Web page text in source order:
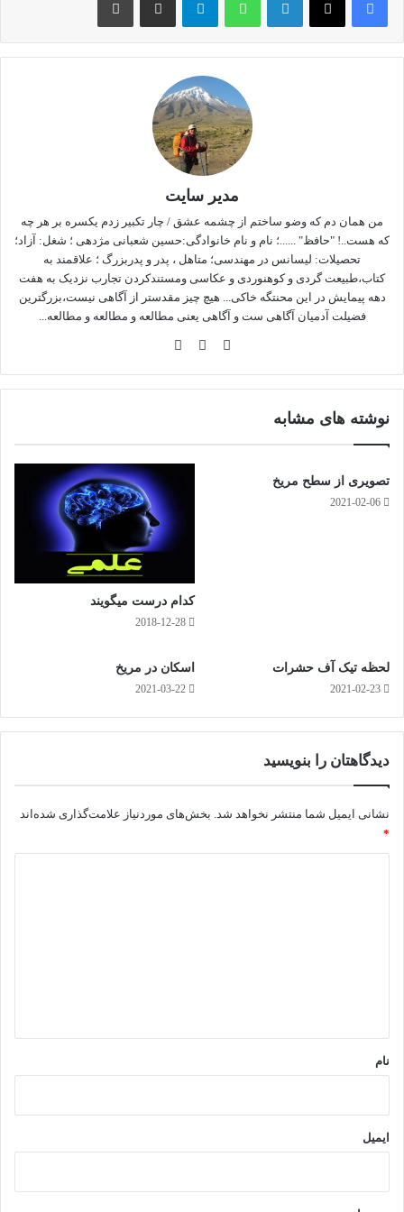
می‌باشد)
کهکشان‌ها
بیشتر با فاصله میلیون‌ها پارسک و حتی
خوشه ای از ستاره ها، گازها، گرد و غبار و ماده تاریک
است. یک کهکشان می تواند بیش از ۱۰۰ تا ۴۰۰ میلیارد
داخل خود داشته باشد که همه انها به دور یک نقطه مرکزی می
نیروهای گرانشیدر کنار هم نگه داشته می شوند،
اغلب با یکدیگر تعامل دارند.
اندازه کهکشان هابسیار متفاوت است، اماکهکشانمتوسط هنوز
بیش از 50،000 سال نوری است. منطقی است که بیشتر نوری که ما
از این اجرام می بینیم از ستاره ها می آید، اما اکثریت جرم کهکشان
ماده تاریک (
dark matter ) است که ما نمی توانیم ببینیم.
مدیر سایت
من همان دم که وضو ساختم از چشمه عشق / چار تکبیر زدم یکسره بر هر چه
که هست..! "حافظ" ......؛ نام و نام خانوادگی:حسین شعبانی مژدهی ؛ شغل: آزاد؛
تحصیلات: لیسانس در مهندسی؛ متاهل ، پدر و پدربزرگ ؛ علاقمند به
کتاب،طبیعت گردی و کوهنوردی و عکاسی ومستندکردن تجارب نزدیک به هفت
دهه پیمایش در این محنتگه خاکی... هیچ چیز مقدستر از آگاهی نیست،بزرگترین
فضیلت آدمیان آگاهی ست و آگاهی یعنی مطالعه و مطالعه و مطالعه...
وبس
فی
وک گرا
نوشته های مشابه
تصویری از سطح مریخ
2021-02-06
کدام درست میگویند
2018-12-28
لحظه تیک آف حشرات
2021-02-23
اسکان در مریخ
2021-03-22
دیدگاهتان را بنویسید
نشانی ایمیل شما منتشر نخواهد شد. بخش‌های موردنیاز علامت‌گذاری شده‌اند
*
نام
ایمیل